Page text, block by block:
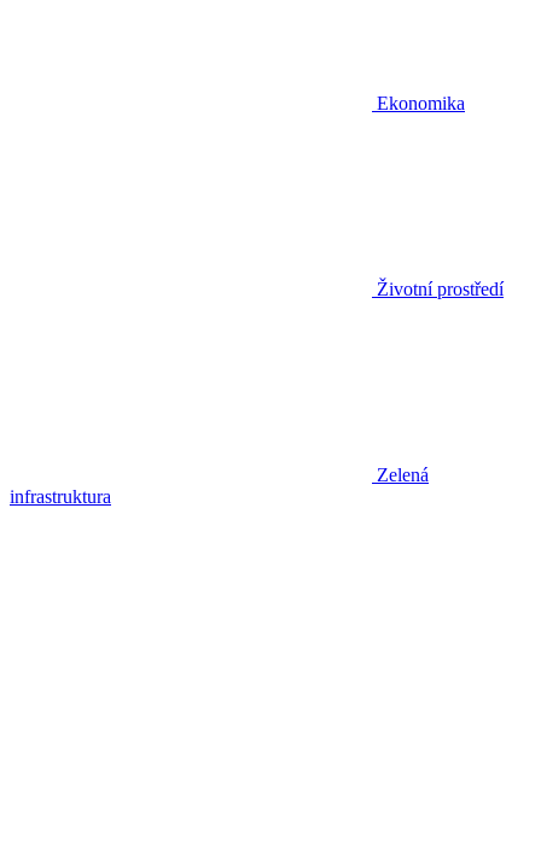
Ekonomika
Životní prostředí
Zelená
infrastruktura